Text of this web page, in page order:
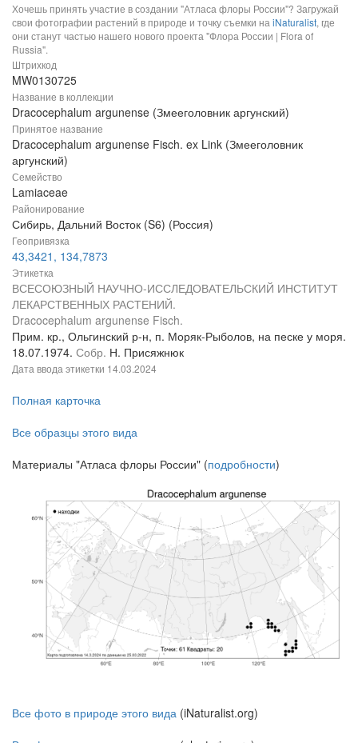
Хочешь принять участие в создании "Атласа флоры России"? Загружай
свои фотографии растений в природе и точку съемки на iNaturalist, где
они станут частью нашего нового проекта "Флора России | Flora of
Russia".
Штрихкод
MW0130725
Название в коллекции
Dracocephalum argunense (Змееголовник аргунский)
Принятое название
Dracocephalum argunense Fisch. ex Link (Змееголовник
аргунский)
Семейство
Lamiaceae
Районирование
Сибирь, Дальний Восток (S6) (Россия)
Геопривязка
43,3421, 134,7873
Этикетка
ВСЕСОЮЗНЫЙ НАУЧНО-ИССЛЕДОВАТЕЛЬСКИЙ ИНСТИТУТ
ЛЕКАРСТВЕННЫХ РАСТЕНИЙ.
Dracocephalum argunense Fisch.
Прим. кр., Ольгинский р-н, п. Моряк-Рыболов, на песке у моря.
18.07.1974. Собр. Н. Присяжнюк
Дата ввода этикетки 14.03.2024
Полная карточка
Все образцы этого вида
Материалы "Атласа флоры России" (подробности)
Все фото в природе этого вида (iNaturalist.org)